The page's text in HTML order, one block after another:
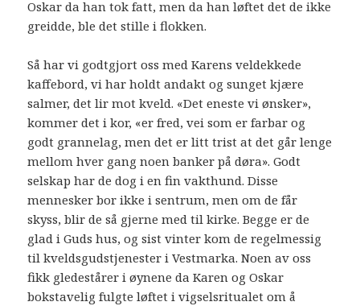
Oskar da han tok fatt, men da han løftet det de ikke
greidde, ble det stille i flokken.
Så har vi godtgjort oss med Karens veldekkede
kaffebord, vi har holdt andakt og sunget kjære
salmer, det lir mot kveld. «Det eneste vi ønsker»,
kommer det i kor, «er fred, vei som er farbar og
godt grannelag, men det er litt trist at det går lenge
mellom hver gang noen banker på døra». Godt
selskap har de dog i en fin vakthund. Disse
mennesker bor ikke i sentrum, men om de får
skyss, blir de så gjerne med til kirke. Begge er de
glad i Guds hus, og sist vinter kom de regelmessig
til kveldsgudstjenester i Vestmarka. Noen av oss
fikk gledestårer i øynene da Karen og Oskar
bokstavelig fulgte løftet i vigselsritualet om å